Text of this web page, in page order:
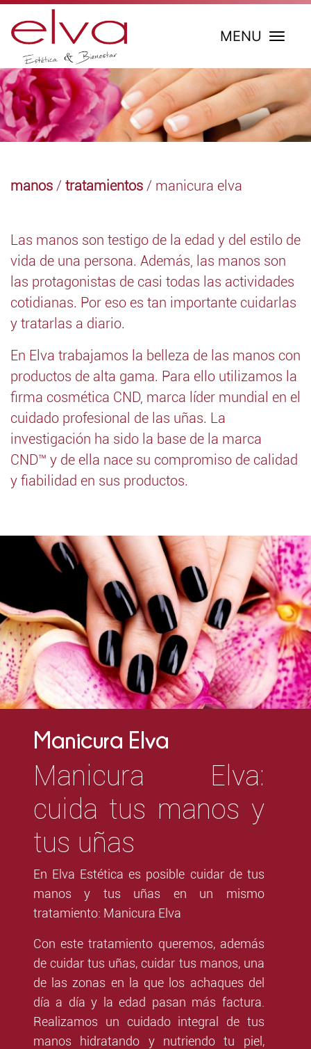
MENU
manos / tratamientos / manicura elva
Las manos son testigo de la edad y del estilo de
vida de una persona. Además, las manos son
las protagonistas de casi todas las actividades
cotidianas. Por eso es tan importante cuidarlas
y tratarlas a diario.
En Elva trabajamos la belleza de las manos con
productos de alta gama. Para ello utilizamos la
firma cosmética CND, marca líder mundial en el
cuidado profesional de las uñas. La
investigación ha sido la base de la marca
CND™ y de ella nace su compromiso de calidad
y fiabilidad en sus productos.
Manicura Elva
Manicura Elva:
cuida tus manos y
tus uñas
En Elva Estética es posible cuidar de tus
manos y tus uñas en un mismo
tratamiento: Manicura Elva
Con este tratamiento queremos, además
de cuidar tus uñas, cuidar tus manos, una
de las zonas en la que los achaques del
día a día y la edad pasan más factura.
Realizamos un cuidado integral de tus
manos hidratando y nutriendo tu piel,